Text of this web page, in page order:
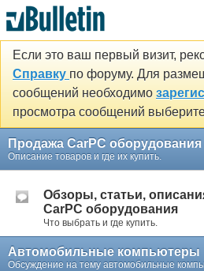
Если это ваш первый визит,
Справку по форуму. Для
сообщений необходимо
просмотра сообщений
Продажа CarPC оборудования
Описание товаров и где их купить.
Обзоры, статьи,
CarPC оборудования
Что выбрать и где купить.
Автомобильные компьютеры
Обсуждение на тему автомобильные